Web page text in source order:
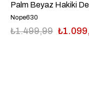
Palm Beyaz Hakiki
Nope630
₺1.499,99